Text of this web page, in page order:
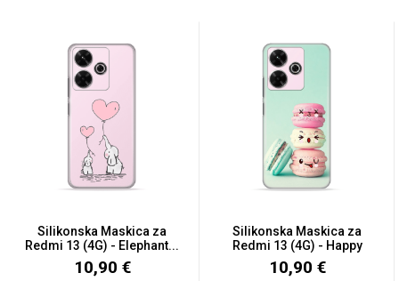
Silikonska Maskica za
Redmi 13 (4G) - Elephant...
10,90 €
Silikonska Maskica za
Redmi 13 (4G) - Happy
Ma...
10,90 €